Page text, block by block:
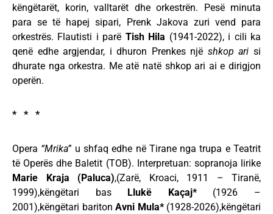
këngëtarët, korin, valltarët dhe orkestrën. Pesë minuta
para se të hapej sipari, Prenk Jakova zuri vend para
orkestrës. Flautisti i parë Tish Hila (1941-2022), i cili ka
qenë edhe argjendar, i dhuron Prenkes një shkop ari si
dhurate nga orkestra. Me atë natë shkop ari ai e dirigjon
operën.
* * *
Opera “Mrika”u shfaq edhe në Tirane nga trupa e Teatrit
të Operës dhe Baletit (TOB). Interpretuan: sopranoja lirike
Marie Kraja (Paluca),(Zarë, Kroaci, 1911 – Tiranë,
1999),këngëtari bas Llukë Kaçaj* (1926 –
2001),këngëtari bariton Avni Mula* (1928-2026),këngëtari